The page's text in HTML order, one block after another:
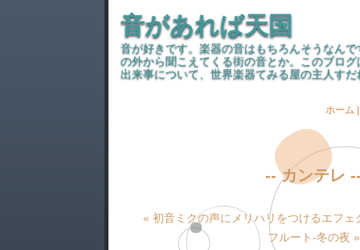
音があれば天国
音が好きです。楽器の音はもちろんそうなん
の外から聞こえてくる街の音とか。このブロ
出来事について、世界楽器てみる屋の主人す
ホーム
-- カンテレ
« 初音ミクの声にメリハリをつけるエフェ
フルート-冬の夜 »